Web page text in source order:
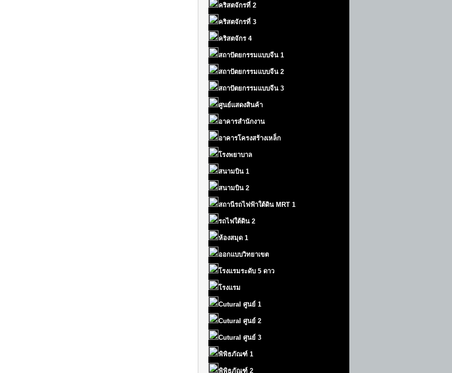
คริสตจักรที่ 2
คริสตจักรที่ 3
คริสตจักร 4
สถาปัตยกรรมแบบจีน 1
สถาปัตยกรรมแบบจีน 2
สถาปัตยกรรมแบบจีน 3
ศูนย์แสดงสินค้า
อาคารสำนักงาน
อาคารโครงสร้างเหล็ก
โรงพยาบาล
สนามบิน 1
สนามบิน 2
สถานีรถไฟฟ้าใต้ดิน MRT 1
รถไฟใต้ดิน 2
ห้องสมุด 1
ออกแบบวิทยาเขต
โรงแรมระดับ 5 ดาว
โรงแรม
Cutural ศูนย์ 1
Cutural ศูนย์ 2
Cutural ศูนย์ 3
พิพิธภัณฑ์ 1
พิพิธภัณฑ์ 2